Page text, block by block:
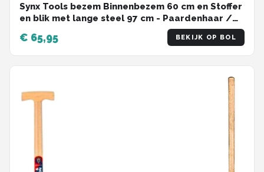
Synx Tools bezem Binnenbezem 60 cm en Stoffer
en blik met lange steel 97 cm - Paardenhaar /
zaalveger - Classic- - Hout/Metaal
€ 65,95 BEKIJK OP BOL